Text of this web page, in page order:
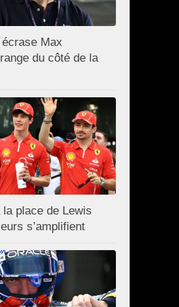
Max
du côté de la
place de Lewis
s’amplifient